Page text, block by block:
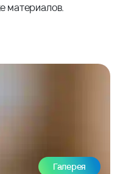
материалов.
Галерея